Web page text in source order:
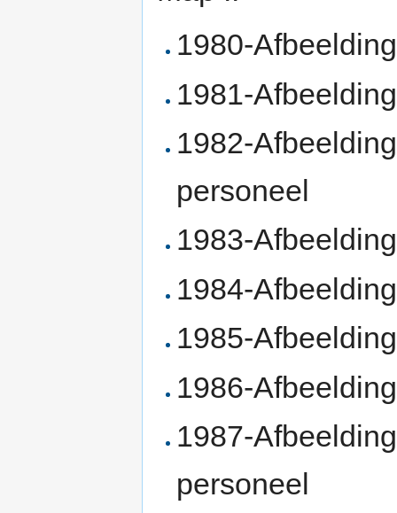
1980-
1981-
1982-
personeel
1983-
1984-
1985-
1986-
1987-
personeel